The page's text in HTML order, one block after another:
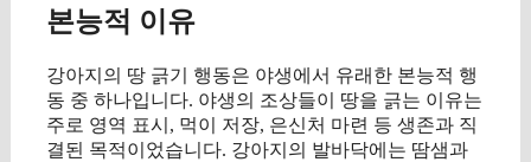
본능적 이유
강아지의 땅 긁기 행동은 야생에서 유래한 본능적 행
동 중 하나입니다. 야생의 조상들이 땅을 긁는 이유는
주로 영역 표시, 먹이 저장, 은신처 마련 등 생존과 직
결된 목적이었습니다. 강아지의 발바닥에는 땀샘과